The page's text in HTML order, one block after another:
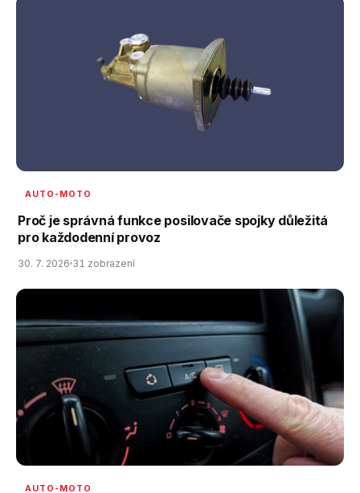
AUTO-MOTO
Proč je správná funkce posilovače spojky důležitá
pro každodenní provoz
30. 7. 2026 31 zobrazení
AUTO-MOTO